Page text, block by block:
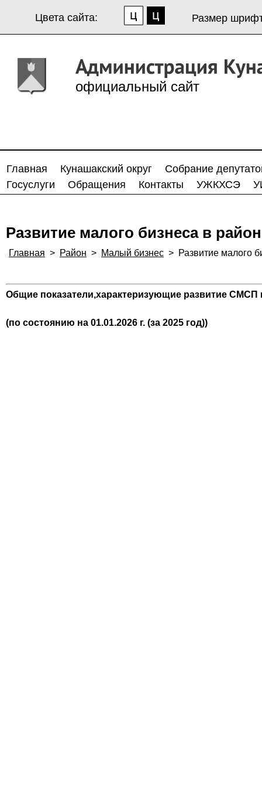
Цвета сайта: Размер
официальный сайт
Главная Кунашакский округ
Собрание
Госуслуги
Обращения Контакты УЖКХСЭ
Развитие малого бизнеса в
Главная > Район > Малый бизнес > Развитие малого
Общие показатели,характеризующие развитие
(по состоянию на 01.01.2026 г. (за 2025 год))